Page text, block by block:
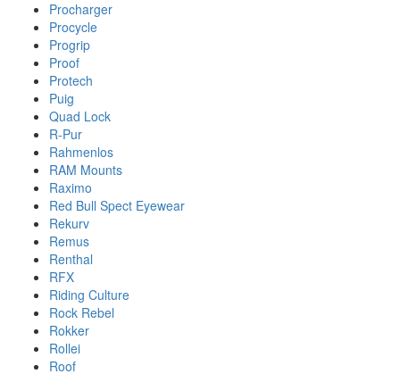
Procharger
Procycle
Progrip
Proof
Protech
Puig
Quad Lock
R-Pur
Rahmenlos
RAM Mounts
Raximo
Red Bull Spect Eyewear
Rekurv
Remus
Renthal
RFX
Riding Culture
Rock Rebel
Rokker
Rollei
Roof